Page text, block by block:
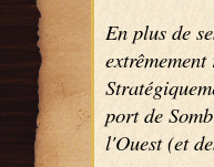
En plus de
port de
l'Ouest (et